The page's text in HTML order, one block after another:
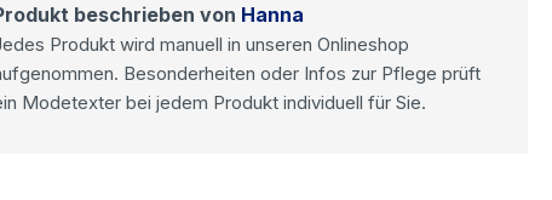
beschrieben von Hanna
Produkt wird manuell in unseren Onlineshop
Besonderheiten oder Infos zur Pflege prüft
Modetexter bei jedem Produkt individuell für Sie.